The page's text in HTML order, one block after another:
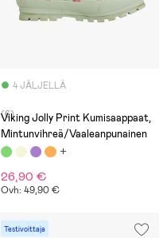
4 JÄLJELLÄ
(6)
Viking Jolly Print Kumisaappaat,
Mintunvihreä/Vaaleanpunainen
26,90 €
Ovh: 49,90 €
Testivoittaja